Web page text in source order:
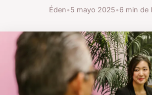
Éden•5 mayo 2025•6 min de